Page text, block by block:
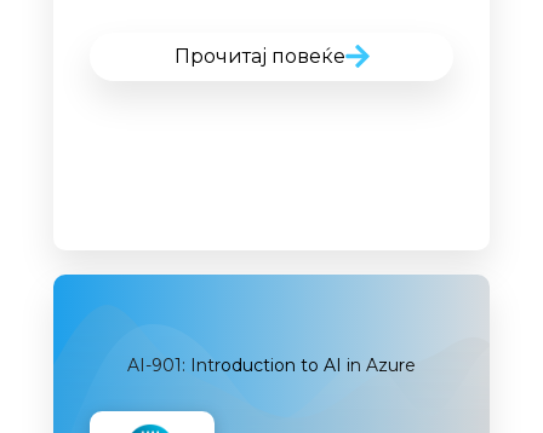
Прочитај повеќе
AI-901: Introduction to AI in Azure